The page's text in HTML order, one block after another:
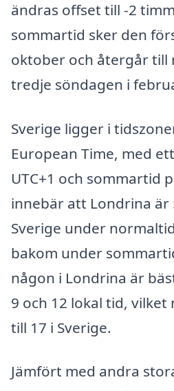
ändras offset till -2
sommartid sker den
oktober och återgår till
tredje söndagen i
Sverige ligger i
European Time, med
UTC+1 och sommartid
innebär att Londrina är
Sverige under
bakom under
någon i Londrina är
9 och 12 lokal tid,
till 17 i Sverige.
Jämfört med andra